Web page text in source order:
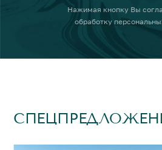
Нажимая кнопку Вы
обработку